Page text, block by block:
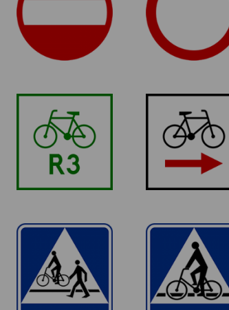
rowerowy
międzynarodowy
Szlak rowerowy
lokalny
D-6b
Przejście dla
pieszych i przejazd
dla rowerzystów
D-6a
Przejazd dla
rowerzystów